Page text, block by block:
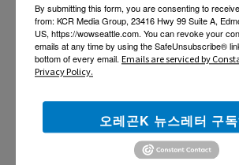
By submitting this form, you are consenting to
from: KCR Media Group, 23416 Hwy 99 Suite A,
US, https://wowseattle.com. You can revoke your
emails at any time by using the SafeUnsubscribe®
bottom of every email. Emails are serviced by
Privacy Policy.
오레곤K 뉴스레터 구